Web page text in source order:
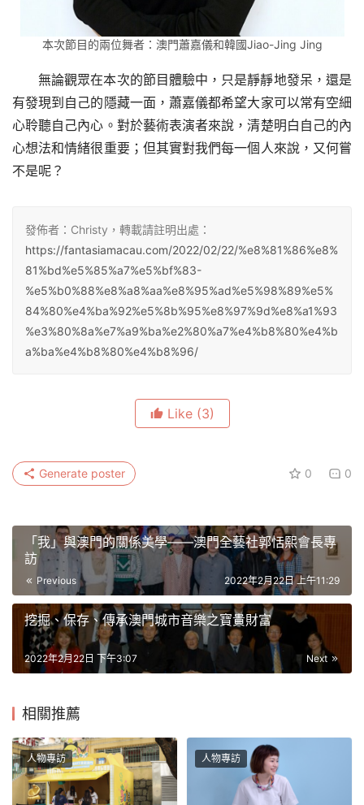
本次節目的兩位舞者：澳門蕭嘉儀和韓國Jiao-Jing Jing
無論觀眾在本次的節目體驗中，只是靜靜地發呆，還是
有發現到自己的隱藏一面，蕭嘉儀都希望大家可以常有空細
心聆聽自己內心。對於藝術表演者來說，清楚明白自己的內
心想法和情緒很重要；但其實對我們每一個人來說，又何嘗
不是呢？
發佈者：Christy，轉載請註明出處：
https://fantasiamacau.com/2022/02/22/%e8%81%86%e8%
81%bd%e5%85%a7%e5%bf%83-
%e5%b0%88%e8%a8%aa%e8%95%ad%e5%98%89%e5%
84%80%e4%ba%92%e5%8b%95%e8%97%9d%e8%a1%93
%e3%80%8a%e7%a9%ba%e2%80%a7%e4%b8%80%e4%b
a%ba%e4%b8%80%e4%b8%96/
Like (3)
0 0
Generate poster
「我」與澳門的關係美學——澳門全藝社郭恬熙會長專
訪
Previous 2022年2月22日 上午11:29
挖掘、保存、傳承澳門城市音樂之寶貴財富
Next
2022年2月22日 下午3:07
相關推薦
人物專訪 人物專訪